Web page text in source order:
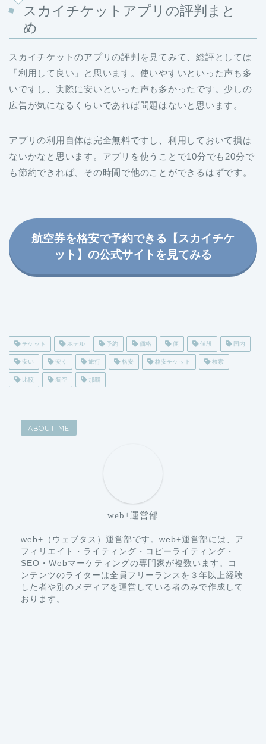
スカイチケットアプリの評判まと
め
スカイチケットのアプリの評判を見てみて、総評としては
「利用して良い」と思います。使いやすいといった声も多
いですし、実際に安いといった声も多かったです。少しの
広告が気になるくらいであれば問題はないと思います。
アプリの利用自体は完全無料ですし、利用しておいて損は
ないかなと思います。アプリを使うことで10分でも20分で
も節約できれば、その時間で他のことができるはずです。
航空券を格安で予約できる【スカイチケ
ット】の公式サイトを見てみる
チケット ホテル 予約 価格 便 値段 国内
安い 安く 旅行 格安 格安チケット 検索
比較 航空 那覇
ABOUT ME
web+運営部
web+（ウェブタス）運営部です。web+運営部には、ア
フィリエイト・ライティング・コピーライティング・
SEO・Webマーケティングの専門家が複数います。コ
ンテンツのライターは全員フリーランスを３年以上経験
した者や別のメディアを運営している者のみで作成して
おります。